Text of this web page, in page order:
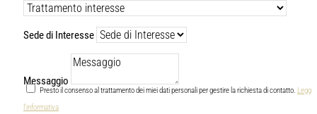
Sede di Interesse
Messaggio
Presto il consenso al trattamento dei miei dati personali per gestire la richiesta di contatto. Leggi
l'informativa